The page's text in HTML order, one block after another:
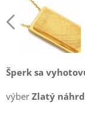
Šperk sa
výber Zlatý